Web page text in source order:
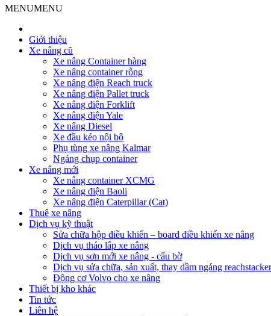
MENUMENU
Giới thiệu
Xe nâng cũ
Xe nâng Container hàng
Xe nâng container rỗng
Xe nâng điện Reach truck
Xe nâng điện Pallet truck
Xe nâng điện Forklift
Xe nâng điện Yale
Xe nâng Diesel
Xe đầu kéo nội bộ
Phụ tùng xe nâng Kalmar
Ngáng chụp container
Xe nâng mới
Xe nâng container XCMG
Xe nâng điện Baoli
Xe nâng điện Caterpillar (Cat)
Thuê xe nâng
Dịch vụ kỹ thuật
Sửa chữa hộp điều khiển – board điều khiển xe nâng
Dịch vụ tháo lắp xe nâng
Dịch vụ sơn mới xe nâng - cẩu bờ
Dịch vụ sửa chữa, sản xuất, thay dầm ngáng reachstacker
Động cơ Volvo cho xe nâng
Thiết bị kho khác
Tin tức
Liên hệ